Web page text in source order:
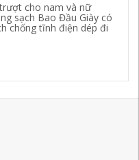
cho nam và nữ
sạch Bao Đầu Giày có
chống tĩnh điện dép đi